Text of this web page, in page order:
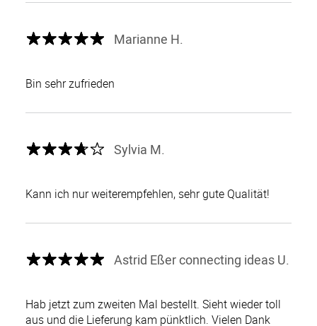
Marianne H.
Bin sehr zufrieden
Sylvia M.
Kann ich nur weiterempfehlen, sehr gute Qualität!
Astrid Eßer connecting ideas U.
Hab jetzt zum zweiten Mal bestellt. Sieht wieder toll
aus und die Lieferung kam pünktlich. Vielen Dank